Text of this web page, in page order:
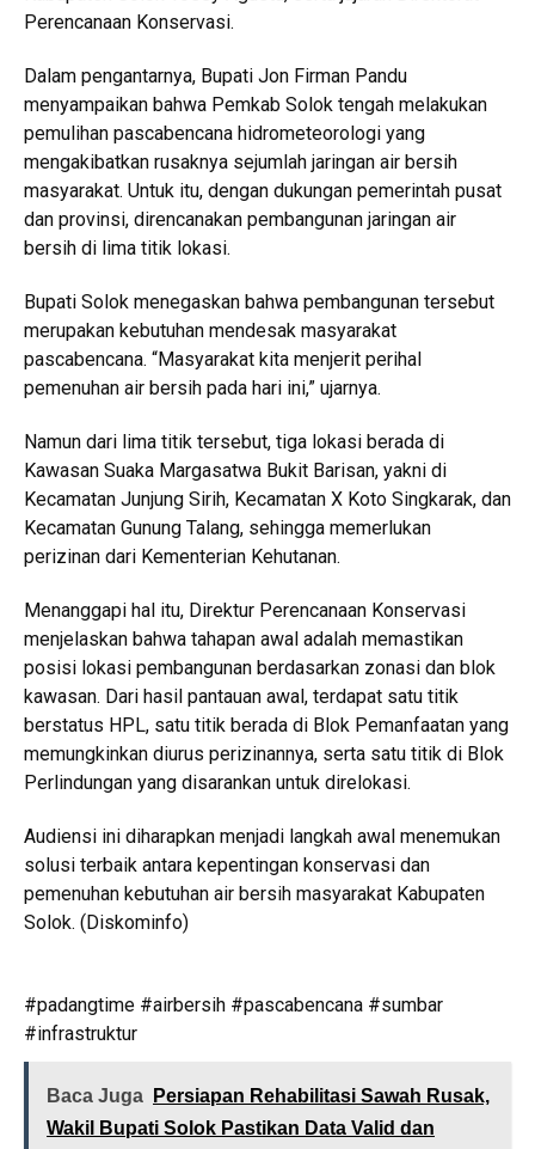
Perencanaan Konservasi.
Dalam pengantarnya, Bupati Jon Firman Pandu
menyampaikan bahwa Pemkab Solok tengah melakukan
pemulihan pascabencana hidrometeorologi yang
mengakibatkan rusaknya sejumlah jaringan air bersih
masyarakat. Untuk itu, dengan dukungan pemerintah pusat
dan provinsi, direncanakan pembangunan jaringan air
bersih di lima titik lokasi.
Bupati Solok menegaskan bahwa pembangunan tersebut
merupakan kebutuhan mendesak masyarakat
pascabencana. “Masyarakat kita menjerit perihal
pemenuhan air bersih pada hari ini,” ujarnya.
Namun dari lima titik tersebut, tiga lokasi berada di
Kawasan Suaka Margasatwa Bukit Barisan, yakni di
Kecamatan Junjung Sirih, Kecamatan X Koto Singkarak, dan
Kecamatan Gunung Talang, sehingga memerlukan
perizinan dari Kementerian Kehutanan.
Menanggapi hal itu, Direktur Perencanaan Konservasi
menjelaskan bahwa tahapan awal adalah memastikan
posisi lokasi pembangunan berdasarkan zonasi dan blok
kawasan. Dari hasil pantauan awal, terdapat satu titik
berstatus HPL, satu titik berada di Blok Pemanfaatan yang
memungkinkan diurus perizinannya, serta satu titik di Blok
Perlindungan yang disarankan untuk direlokasi.
Audiensi ini diharapkan menjadi langkah awal menemukan
solusi terbaik antara kepentingan konservasi dan
pemenuhan kebutuhan air bersih masyarakat Kabupaten
Solok. (Diskominfo)
#padangtime #airbersih #pascabencana #sumbar
#infrastruktur
Baca Juga
Persiapan Rehabilitasi Sawah Rusak,
Wakil Bupati Solok Pastikan Data Valid dan